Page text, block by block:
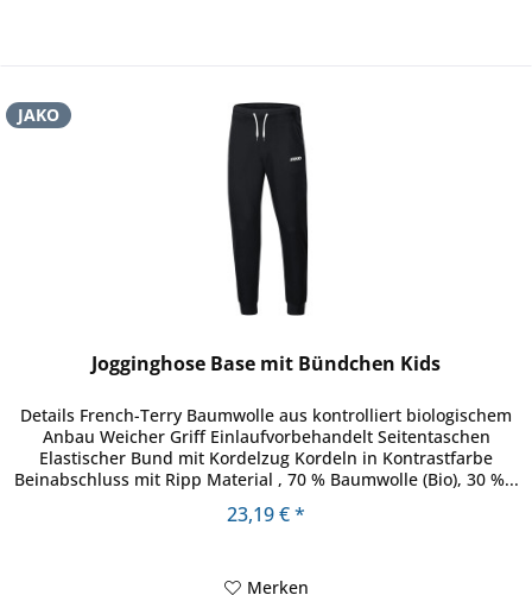
JAKO
Jogginghose Base mit Bündchen Kids
Details French-Terry Baumwolle aus kontrolliert biologischem
Anbau Weicher Griff Einlaufvorbehandelt Seitentaschen
Elastischer Bund mit Kordelzug Kordeln in Kontrastfarbe
Beinabschluss mit Ripp Material , 70 % Baumwolle (Bio), 30 %...
23,19 € *
Merken